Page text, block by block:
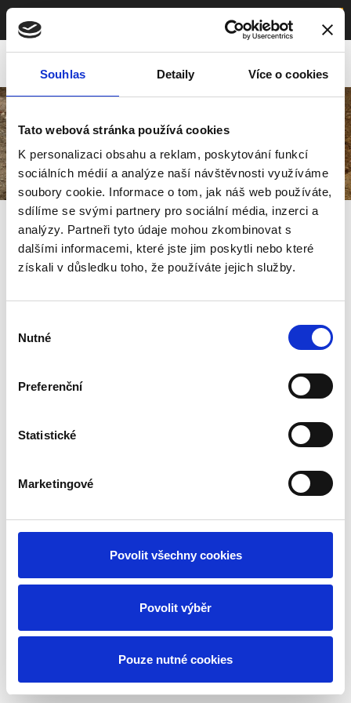
Souhlas Detaily Více o cookies
Tato webová stránka používá cookies
K personalizaci obsahu a reklam, poskytování funkcí
sociálních médií a analýze naší návštěvnosti využíváme
soubory cookie. Informace o tom, jak náš web používáte,
sdílíme se svými partnery pro sociální média, inzerci a
analýzy. Partneři tyto údaje mohou zkombinovat s
dalšími informacemi, které jste jim poskytli nebo které
získali v důsledku toho, že používáte jejich služby.
souhlasu
Nutné
Preferenční
Statistické
Marketingové
Povolit všechny cookies
Povolit výběr
Pouze nutné cookies
≡
Zemní Práce